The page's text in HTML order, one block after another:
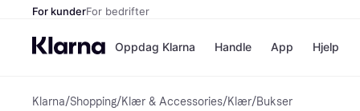
For kunderFor bedrifter
Oppdag Klarna Handle App Hjelp
Klarna/Shopping/Klær & Accessories/Klær/Bukser